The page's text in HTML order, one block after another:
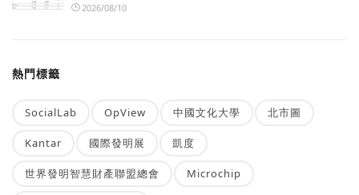
2026/08/10
熱門標籤
SocialLab OpView 中國文化大學 北市圖
Kantar 國際發明展 凱度
世界發明智慧財產聯盟總會 Microchip